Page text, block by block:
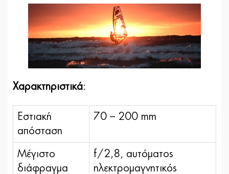
Χαρακτηριστικά:
Εστιακή
απόσταση
70 – 200 mm
Μέγιστο
διάφραγμα
f/2,8, αυτόματος
ηλεκτρομαγνητικός